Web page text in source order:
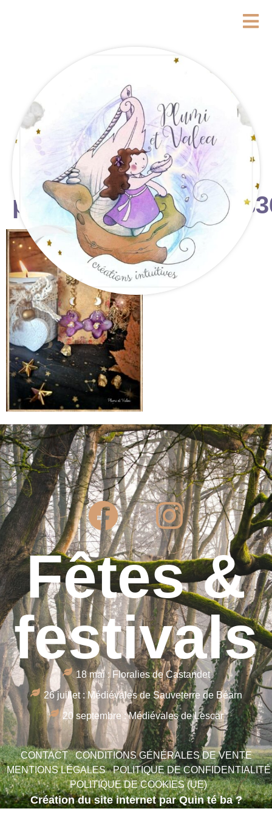
Fêtes &
festivals
18 mai : Floralies de Castandet
26 juillet : Médiévales de Sauveterre de Béarn
20 septembre : Médiévales de Lescar
CONTACT
CONDITIONS GÉNÉRALES DE VENTE
MENTIONS LÉGALES
POLITIQUE DE CONFIDENTIALITÉ
POLITIQUE DE COOKIES (UE)
Création du site internet par Quin té ba ?